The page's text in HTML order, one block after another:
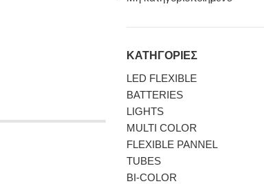
ΚΑΤΗΓΟΡΙΕΣ
LED FLEXIBLE
BATTERIES
LIGHTS
MULTI COLOR
FLEXIBLE PANNEL
TUBES
BI-COLΟR